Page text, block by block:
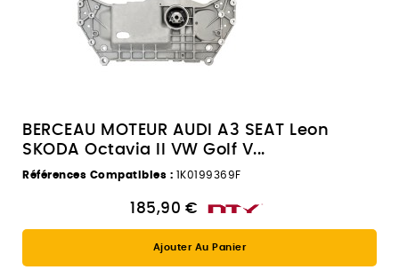
BERCEAU MOTEUR AUDI A3 SEAT Leon
SKODA Octavia II VW Golf V...
Références Compatibles : 1K0199369F
185,90 €
Ajouter Au Panier